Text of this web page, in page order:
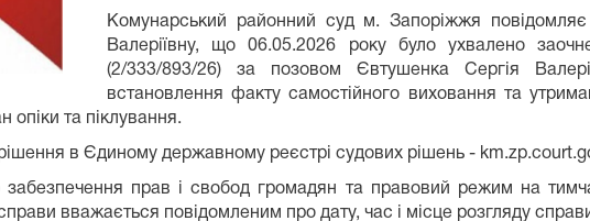
Комунарський районний суд м. Запоріжжя
Валеріївну, що 06.05.2026 року було ухвалено
(2/333/893/26) за позовом Євтушенка Сергія
встановлення факту самостійного виховання та
опіки та піклування.
в Єдиному державному реєстрі судових рішень -
забезпечення прав і свобод громадян та правовий режим на
вважається повідомленим про дату, час і місце розгляду